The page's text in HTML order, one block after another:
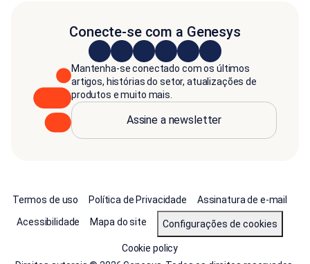
Conecte-se com a Genesys
Mantenha-se conectado com os últimos
artigos, histórias do setor, atualizações de
produtos e muito mais.
Assine a newsletter
Termos de uso Política de Privacidade
Assinatura de e-mail
Acessibilidade
Mapa do site Configurações de cookies
Cookie policy